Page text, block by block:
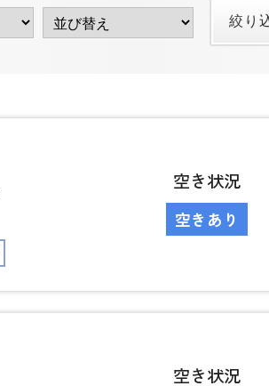
空き状況
空きあり
空き状況